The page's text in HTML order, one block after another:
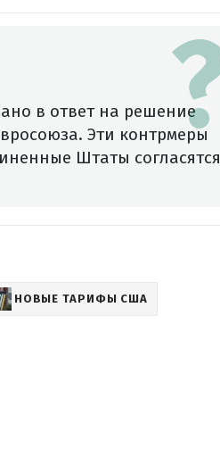
в ответ на решение
Эти контрмеры
Штаты согласятся
НОВЫЕ ТАРИФЫ США